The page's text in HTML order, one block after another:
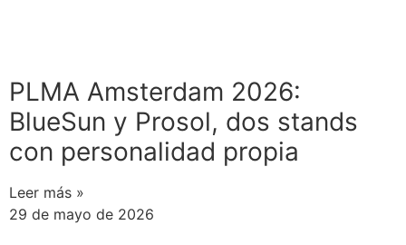
PLMA Amsterdam 2026:
BlueSun y Prosol, dos stands
con personalidad propia
Leer más »
29 de mayo de 2026